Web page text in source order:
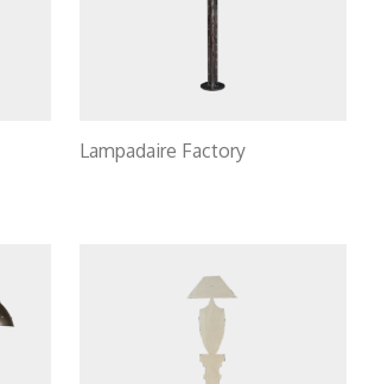
Lampadaire Factory